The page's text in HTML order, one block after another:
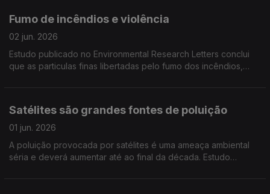
Fumo de incêndios e violência
02 jun. 2026
Estudo publicado no Environmental Research Letters conclui
que as particulas finas libertadas pelo fumo dos incêndios,
Satélites são grandes fontes de poluição
01 jun. 2026
A poluição provocada por satélites é uma ameaça ambiental
séria e deverá aumentar até ao final da década. Estudo